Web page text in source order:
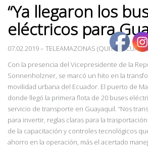
“Ya llegaron los
eléctricos para
07.02.2019– TELEAMAZONAS (QUITO,
Con la presencia del Vicepresidente de la
Sonnenholzner, se marcó un hito en la
movilidad urbana del Ecuador. El puerto de
donde llegó la primera flota de 20 buses
servicio de transporte en Guayaquil. “Nos
para invertir, reglas claras para la
de la capacitación y controles tecnológicos
ahorro en la operación, más el acertado